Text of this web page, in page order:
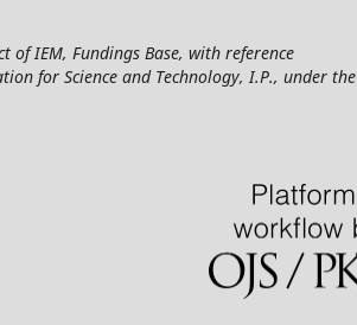
of IEM, Fundings Base, with reference
for Science and Technology, I.P., under the